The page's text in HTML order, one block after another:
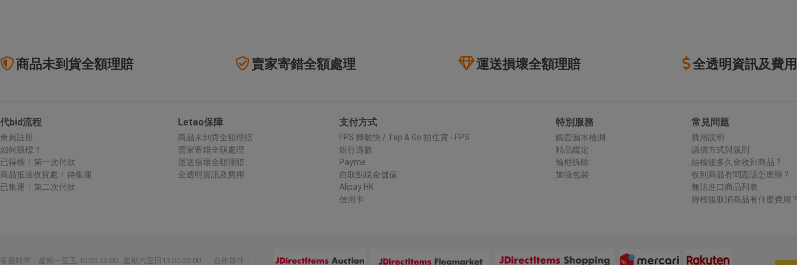
商品未到貨全額理賠 賣家寄錯全額處理 運送損壞全額理賠 全透明資訊及費用
代bid流程
會員註冊
如何競標？
已得標
第一次付款
商品抵達收貨處
待集運
已集運
第二次付款
Letao保障
商品未到貨全額理賠
賣家寄錯全額處理
運送損壞全額理賠
全透明資訊及費用
支付方式
FPS 轉數快 / Tap & Go 拍住賞 - FPS
銀行過數
Payme
自取點現金儲值
Alipay HK
信用卡
特別服務
鐵壺漏水檢測
精品鑑定
輪框拆除
加強包裝
常見問題
費用說明
議價方式與規則
結標後多久會收到商品 ?
收到商品有問題該怎麽辦 ?
無法進口商品列表
得標後取消商品有什麽費用 ?
客服時間：星期一至五 10:00-22:00 星期六至日13:00-22:00 合作夥伴：